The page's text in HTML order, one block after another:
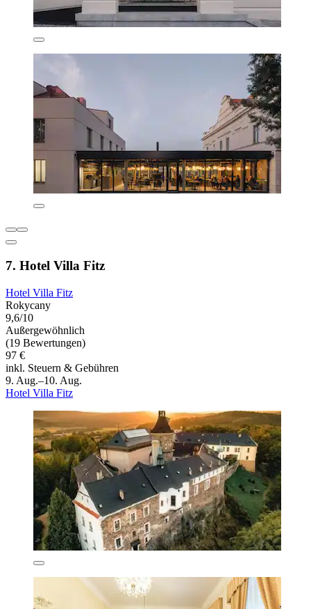
7. Hotel Villa Fitz
Hotel Villa Fitz
Rokycany
9,6/10
Außergewöhnlich
(19 Bewertungen)
97 €
inkl. Steuern & Gebühren
9. Aug.–10. Aug.
Hotel Villa Fitz